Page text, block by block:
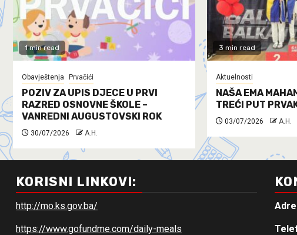
1 min read
Obavještenja Prvačići
POZIV ZA UPIS DJECE U PRVI
RAZRED OSNOVNE ŠKOLE –
VANREDNI AUGUSTOVSKI ROK
30/07/2026 A.H.
3 min read
Aktuelnosti
NAŠA EMA
TREĆI PUT
03/07/2026 A.H.
KORISNI LINKOVI:
http://mo.ks.gov.ba/
https://www.gofundme.com/daily-meals